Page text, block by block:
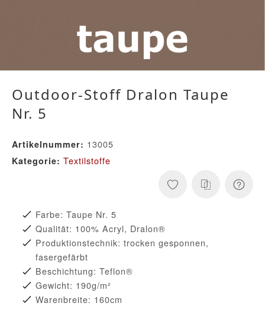
Outdoor-Stoff Dralon Taupe
Nr. 5
Artikelnummer: 13005
Kategorie: Textilstoffe
Farbe: Taupe Nr. 5
Qualität: 100% Acryl, Dralon®
Produktionstechnik: trocken gesponnen,
fasergefärbt
Beschichtung: Teflon®
Gewicht: 190g/m²
Warenbreite: 160cm